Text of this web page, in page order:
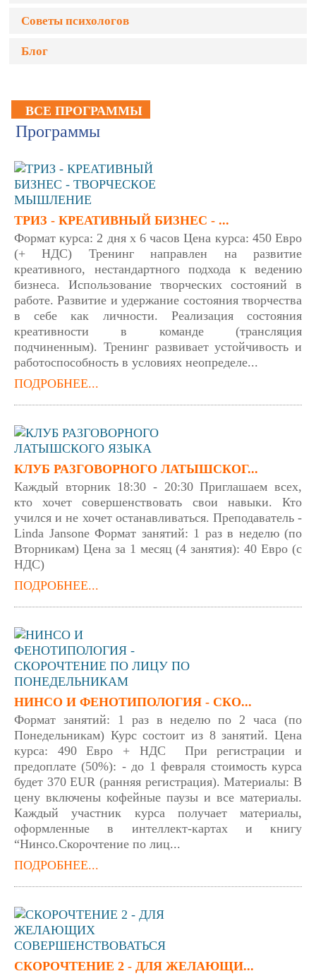
Советы психологов
Блог
ВСЕ ПРОГРАММЫ
Программы
ТРИЗ - КРЕАТИВНЫЙ БИЗНЕС - ...
Формат курса: 2 дня х 6 часов Цена курса: 450 Евро
(+ НДС) Тренинг направлен на развитие
креативного, нестандартного подхода к ведению
бизнеса. Использование творческих состояний в
работе. Развитие и удержание состояния творчества
в себе как личности. Реализация состояния
креативности в команде (трансляция
подчиненным). Тренинг развивает устойчивость и
работоспособность в условиях неопределе...
ПОДРОБНЕЕ...
КЛУБ РАЗГОВОРНОГО ЛАТЫШСКОГ...
Каждый вторник 18:30 - 20:30 Приглашаем всех,
кто хочет совершенствовать свои навыки. Кто
учился и не хочет останавливаться. Преподаватель -
Linda Jansone Формат занятий: 1 раз в неделю (по
Вторникам) Цена за 1 месяц (4 занятия): 40 Евро (с
НДС)
ПОДРОБНЕЕ...
НИНСО И ФЕНОТИПОЛОГИЯ - СКО...
Формат занятий: 1 раз в неделю по 2 часа (по
Понедельникам) Курс состоит из 8 занятий. Цена
курса: 490 Евро + НДС При регистрации и
предоплате (50%): - до 1 февраля стоимость курса
будет 370 EUR (ранняя регистрация). Материалы: В
цену включены кофейные паузы и все материалы.
Каждый участник курса получает материалы,
оформленные в интеллект-картах и книгу
“Нинсо.Скорочтение по лиц...
ПОДРОБНЕЕ...
СКОРОЧТЕНИЕ 2 - ДЛЯ ЖЕЛАЮЩИ...